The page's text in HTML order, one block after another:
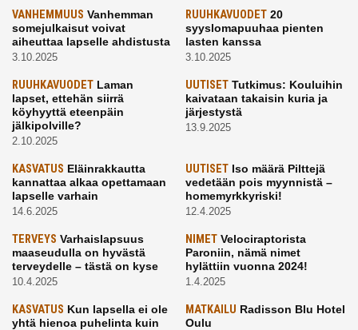
VANHEMMUUS Vanhemman
somejulkaisut voivat
aiheuttaa lapselle ahdistusta
3.10.2025
RUUHKAVUODET20
syyslomapuuhaa pienten
lasten kanssa
3.10.2025
RUUHKAVUODET Laman
lapset, ettehän siirrä
köyhyyttä eteenpäin
jälkipolville?
2.10.2025
UUTISETTutkimus: Kouluihin
kaivataan takaisin kuria ja
järjestystä
13.9.2025
KASVATUS Eläinrakkautta
kannattaa alkaa opettamaan
lapselle varhain
14.6.2025
UUTISETIso määrä Pilttejä
vedetään pois myynnistä –
homemyrkkyriski!
12.4.2025
TERVEYS Varhaislapsuus
maaseudulla on hyvästä
terveydelle – tästä on kyse
10.4.2025
NIMETVelociraptorista
Paroniin, nämä nimet
hylättiin vuonna 2024!
1.4.2025
KASVATUS Kun lapsella ei ole
yhtä hienoa puhelinta kuin
MATKAILU Radisson Blu Hotel
Oulu